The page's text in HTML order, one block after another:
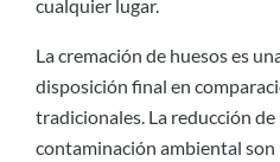
cualquier lugar.
La cremación de huesos es
disposición final en
tradicionales. La reducción de
contaminación ambiental son